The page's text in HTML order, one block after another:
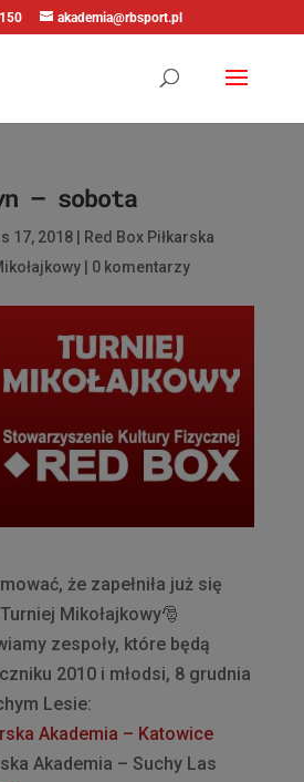
akademia@rbsport.pl
– sobota
17, 2018|
Red Box Piłkarska
| 0 komentarzy
że zapełniła już się
Mikołajkowy🎅
zespoły, które będą
2010 i młodsi, 8 grudnia
Lesie:
Akademia – Katowice
Akademia – Suchy Las